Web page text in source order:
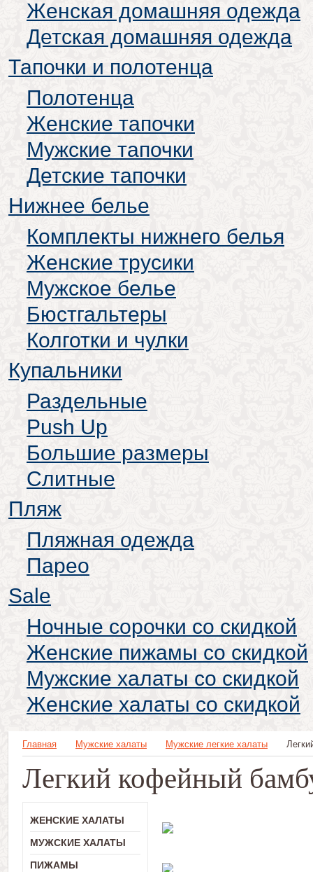
Женская домашняя одежда
Детская домашняя одежда
Тапочки и полотенца
Полотенца
Женские тапочки
Мужские тапочки
Детские тапочки
Нижнее белье
Комплекты нижнего белья
Женские трусики
Мужское белье
Бюстгальтеры
Колготки и чулки
Купальники
Раздельные
Push Up
Большие размеры
Слитные
Пляж
Пляжная одежда
Парео
Sale
Ночные сорочки со скидкой
Женские пижамы со скидкой
Мужские халаты со скидкой
Женские халаты со скидкой
Главная Мужские халаты Мужские легкие халаты
Легкий кофейный
ЖЕНСКИЕ ХАЛАТЫ
МУЖСКИЕ ХАЛАТЫ
ПИЖАМЫ